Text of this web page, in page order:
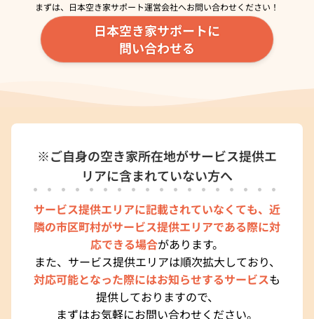
まずは、日本空き家サポート運営会社へお問い合わせください！
日本空き家サポートに
問い合わせる
※ご自身の空き家所在地がサービス提供エ
リアに含まれていない方へ
サービス提供エリアに記載されていなくても、近
隣の市区町村がサービス提供エリアである際に対
応できる場合があります。
また、サービス提供エリアは順次拡大しており、
対応可能となった際にはお知らせするサービスも
提供しておりますので、
まずはお気軽にお問い合わせください。